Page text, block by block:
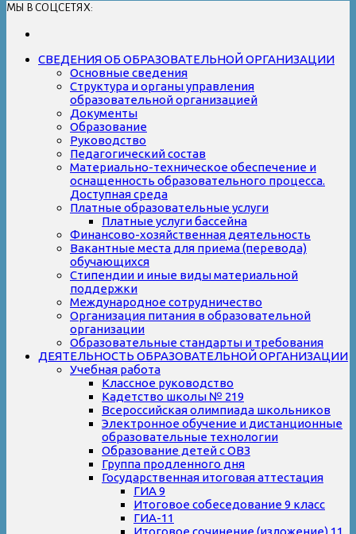
МЫ В СОЦСЕТЯХ:
СВЕДЕНИЯ ОБ ОБРАЗОВАТЕЛЬНОЙ ОРГАНИЗАЦИИ
Основные сведения
Структура и органы управления
образовательной организацией
Документы
Образование
Руководство
Педагогический состав
Материально-техническое обеспечение и
оснащенность образовательного процесса.
Доступная среда
Платные образовательные услуги
Платные услуги бассейна
Финансово-хозяйственная деятельность
Вакантные места для приема (перевода)
обучающихся
Стипендии и иные виды материальной
поддержки
Международное сотрудничество
Организация питания в образовательной
организации
Образовательные стандарты и требования
ДЕЯТЕЛЬНОСТЬ ОБРАЗОВАТЕЛЬНОЙ ОРГАНИЗАЦИИ
Учебная работа
Классное руководство
Кадетство школы № 219
Всероссийская олимпиада школьников
Электронное обучение и дистанционные
образовательные технологии
Образование детей с ОВЗ
Группа продленного дня
Государственная итоговая аттестация
ГИА 9
Итоговое собеседование 9 класс
ГИА-11
Итоговое сочинение (изложение) 11